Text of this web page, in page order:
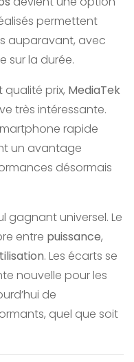
permettent
auparavant, avec
sur la durée.
qualité prix, MediaTek
très intéressante.
rapide
un avantage
désormais
gagnant universel. Le
entre puissance,
. Les écarts se
nouvelle pour les
de
quel que soit